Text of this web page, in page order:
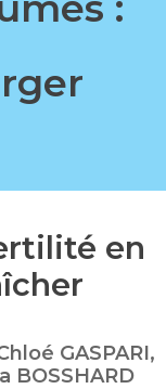
en
GASPARI,
BOSSHARD